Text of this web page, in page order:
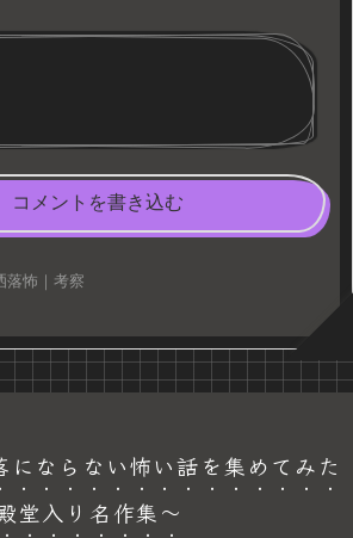
コメントを書き込む
落怖｜考察
にならない怖い話を集めてみた
堂入り名作集～